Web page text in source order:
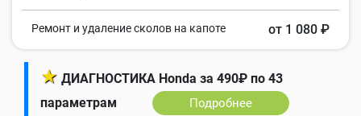
Ремонт и удаление сколов на капоте от 1 080 ₽
★ ДИАГНОСТИКА Honda за 490₽ по 43
параметрам
Подробнее